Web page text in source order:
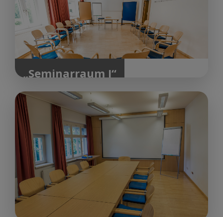
„Seminarraum I“
up to 25
people